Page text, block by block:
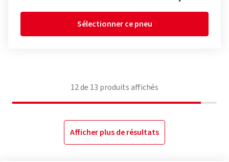
Sélectionner ce pneu
12de 13 produits affichés
Afficher plus de résultats